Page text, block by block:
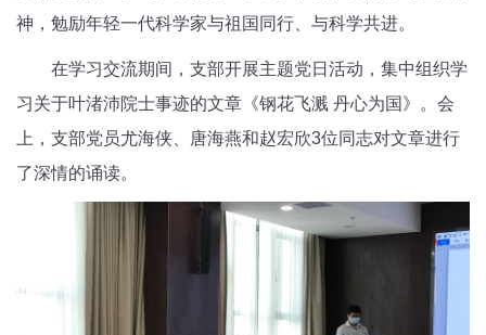
神，勉励年轻一代科学家与祖国同行、与科学共进。
在学习交流期间，支部开展主题党日活动，集中组织学
习关于叶渚沛院士事迹的文章《钢花飞溅 丹心为国》。会
上，支部党员尤海侠、唐海燕和赵宏欣3位同志对文章进行
了深情的诵读。